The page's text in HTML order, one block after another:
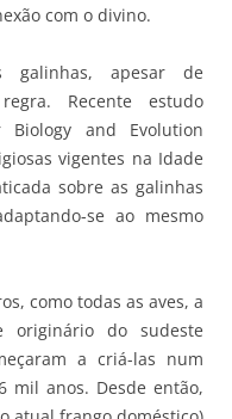
com o divino.
galinhas, apesar de
Recente estudo
and Evolution
vigentes na Idade
sobre as galinhas
se ao mesmo
como todas as aves, a
originário do sudeste
a criá-las num
mil anos. Desde então,